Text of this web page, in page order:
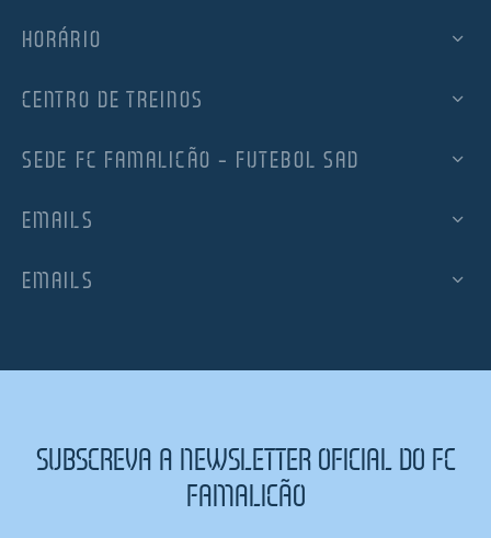
HORÁRIO
CENTRO DE TREINOS
SEDE FC FAMALICÃO – FUTEBOL SAD
EMAILS
EMAILS
SUBSCREVA A NEWSLETTER OFICIAL DO FC
FAMALICÃO